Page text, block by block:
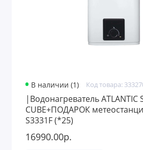
В наличии (1) Код товара:
|Водонагреватель ATLANTIC
CUBE+ПОДАРОК
S3331F (*25)
16990.00р.